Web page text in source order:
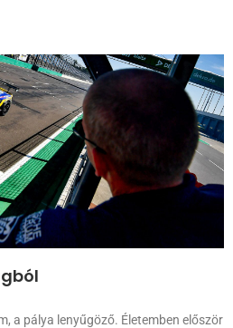
a pálya lenyűgöző. Életemben először